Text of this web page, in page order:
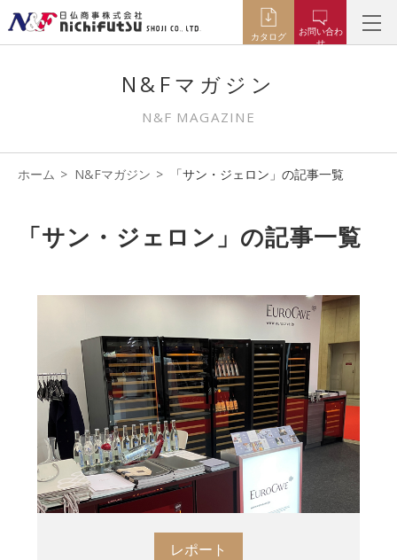
カタログ
お問い合わ
せ
N&Fマガジン
N&F MAGAZINE
ホーム N&Fマガジン 「サン・ジェロン」の記事一覧
「サン・ジェロン」の記事一覧
レポート